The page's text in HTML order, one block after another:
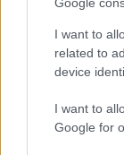
I want to
related to
device
I want to
Google for
neve a bassa
Francesca Lombardi